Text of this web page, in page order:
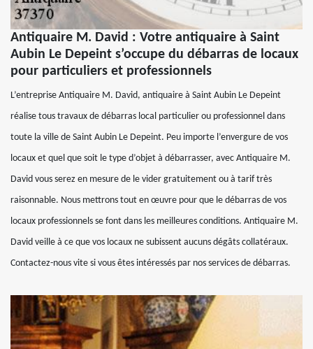
Antiquaire M. David : Votre antiquaire à Saint
Aubin Le Depeint s’occupe du débarras de locaux
pour particuliers et professionnels
L’entreprise Antiquaire M. David, antiquaire à Saint Aubin Le Depeint
réalise tous travaux de débarras local particulier ou professionnel dans
toute la ville de Saint Aubin Le Depeint. Peu importe l’envergure de vos
locaux et quel que soit le type d’objet à débarrasser, avec Antiquaire M.
David vous serez en mesure de le vider gratuitement ou à tarif très
raisonnable. Nous mettrons tout en œuvre pour que le débarras de vos
locaux professionnels se font dans les meilleures conditions. Antiquaire M.
David veille à ce que vos locaux ne subissent aucuns dégâts collatéraux.
Contactez-nous vite si vous êtes intéressés par nos services de débarras.